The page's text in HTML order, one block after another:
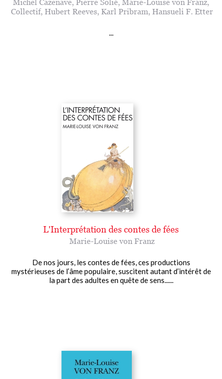
Michel Cazenave, Pierre Solié, Marie-Louise von Franz,
Collectif, Hubert Reeves, Karl Pribram, Hansueli F. Etter
...
L'Interprétation des contes de fées
Marie-Louise von Franz
De nos jours, les contes de fées, ces productions
mystérieuses de l’âme populaire, suscitent autant d’intérêt de
la part des adultes en quête de sens......